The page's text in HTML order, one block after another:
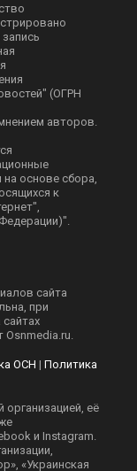
(ОГРН
авторов.
основе сбора,
к
сайта
при
Оsnmedia.ru.
ОСН | Политика
организацией, её
и Instagram.
«Украинская